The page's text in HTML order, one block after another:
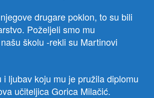
drugare poklon, to su bili
Poželjeli smo mu
školu -rekli su Martinovi
i ljubav koju mu je pružila diplomu
učiteljica Gorica Milačić.